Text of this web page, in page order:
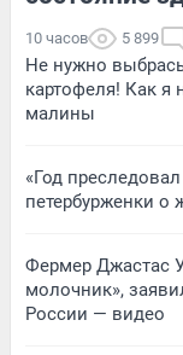
10 часов 5 899
Не нужно
картофеля! Как я
малины
«Год
петербурженки о
Фермер Джастас
молочник»,
России — видео